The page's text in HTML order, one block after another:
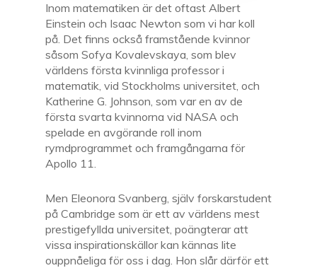
Inom matematiken är det oftast Albert
Einstein och Isaac Newton som vi har koll
på. Det finns också framstående kvinnor
såsom Sofya Kovalevskaya, som blev
världens första kvinnliga professor i
matematik, vid Stockholms universitet, och
Katherine G. Johnson, som var en av de
första svarta kvinnorna vid NASA och
spelade en avgörande roll inom
rymdprogrammet och framgångarna för
Apollo 11.
Men Eleonora Svanberg, själv forskarstudent
på Cambridge som är ett av världens mest
prestigefyllda universitet, poängterar att
vissa inspirationskällor kan kännas lite
ouppnåeliga för oss i dag. Hon slår därför ett